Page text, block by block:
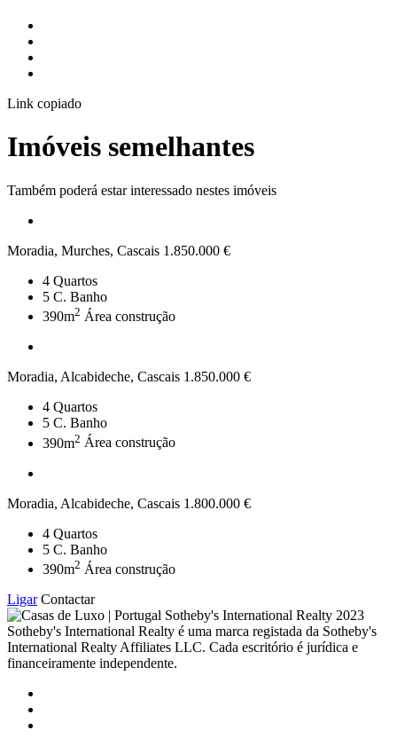
Link copiado
Imóveis semelhantes
Também poderá estar interessado nestes imóveis
Moradia, Murches, Cascais 1.850.000 €
4 Quartos
5 C. Banho
390m2 Área construção
Moradia, Alcabideche, Cascais 1.850.000 €
4 Quartos
5 C. Banho
390m2 Área construção
Moradia, Alcabideche, Cascais 1.800.000 €
4 Quartos
5 C. Banho
390m2 Área construção
Ligar Contactar
2023
Sotheby's International Realty é uma marca registada da Sotheby's
International Realty Affiliates LLC. Cada escritório é jurídica e
financeiramente independente.